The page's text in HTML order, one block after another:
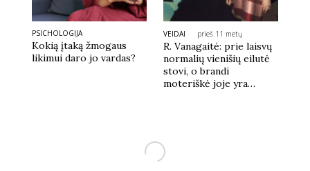
PSICHOLOGIJA
Kokią įtaką žmogaus
likimui daro jo vardas?
VEIDAI prieš 11 metų
R. Vanagaitė: prie laisvų
normalių vienišių eilutė
stovi, o brandi
moteriškė joje yra